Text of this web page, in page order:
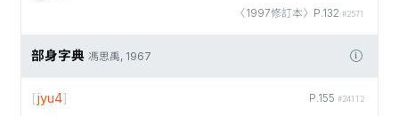
〈1997修訂本〉P.132 #2571
部身字典 馮思禹, 1967
P.155 #24112
[jyu4]